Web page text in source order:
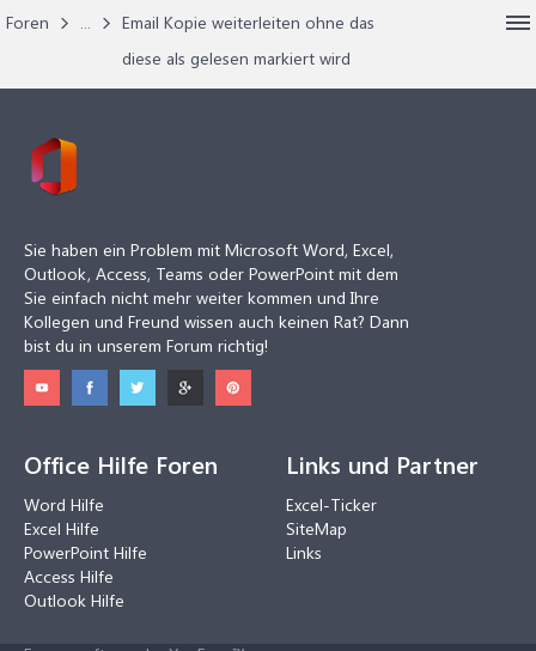
Foren ...
Email Kopie weiterleiten ohne das
diese als gelesen markiert wird
Sie haben ein Problem mit Microsoft Word, Excel,
Outlook, Access, Teams oder PowerPoint mit dem
Sie einfach nicht mehr weiter kommen und Ihre
Kollegen und Freund wissen auch keinen Rat? Dann
bist du in unserem Forum richtig!
Office Hilfe Foren
Word Hilfe
Excel Hilfe
PowerPoint Hilfe
Access Hilfe
Outlook Hilfe
Links und Partner
Excel-Ticker
SiteMap
Links